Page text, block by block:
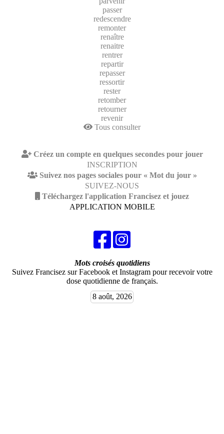
passer
redescendre
remonter
renaître
renaitre
rentrer
repartir
repasser
ressortir
rester
retomber
retourner
revenir
Tous consulter
Créez un compte en quelques secondes pour jouer
INSCRIPTION
Suivez nos pages sociales pour « Mot du jour »
SUIVEZ-NOUS
Téléchargez l'application Francisez et jouez
APPLICATION MOBILE
Mots croisés quotidiens
Suivez Francisez sur Facebook et Instagram pour recevoir votre
dose quotidienne de français.
8 août, 2026